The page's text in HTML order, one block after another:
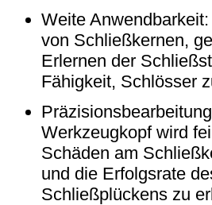
Weite
von Schließkernen,
Erlernen der
Fähigkeit, Schlösser
Werkzeugkopf wird
Schäden am
und die Erfolgsrate
Schließplückens zu